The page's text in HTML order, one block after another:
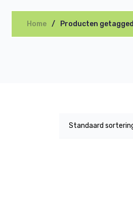
Home Producten